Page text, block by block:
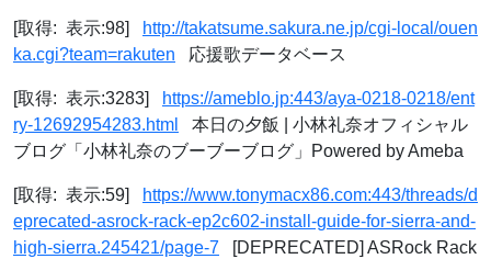
[取得: 表示:98]
http://takatsume.sakura.ne.jp/cgi-local/ouen
ka.cgi?team=rakuten 応援歌データベース
[取得: 表示:3283]
https://ameblo.jp:443/aya-0218-0218/ent
ry-12692954283.html
本日の夕飯 | 小林礼奈オフィシャル
ブログ「小林礼奈のブーブーブログ」Powered by Ameba
[取得: 表示:59]
https://www.tonymacx86.com:443/threads/d
eprecated-asrock-rack-ep2c602-install-guide-for-sierra-and-
high-sierra.245421/page-7 [DEPRECATED] ASRock Rack